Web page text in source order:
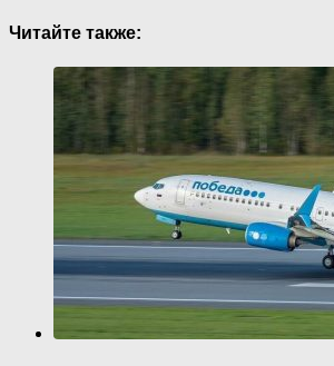
Читайте также: